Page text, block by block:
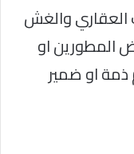
العقاري والغش
المطورين او
او ضمير